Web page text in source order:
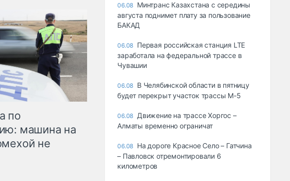
по
машина на
не
06.08 Минтранс Казахстана с середины
августа поднимет плату за пользование
БАКАД
06.08 Первая российская станция LTE
заработала на федеральной трассе в
Чувашии
06.08 В Челябинской области в пятницу
будет перекрыт участок трассы М-5
06.08 Движение на трассе Хоргос –
Алматы временно ограничат
06.08 На дороге Красное Село – Гатчина
– Павловск отремонтировали 6
километров